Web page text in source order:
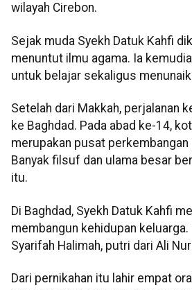
wilayah Cirebon.
Sejak muda Syekh Datuk Kahfi
menuntut ilmu agama. Ia
untuk belajar sekaligus
Setelah dari Makkah, perjalanan
ke Baghdad. Pada abad ke-14,
merupakan pusat
Banyak filsuf dan ulama besar
itu.
Di Baghdad, Syekh Datuk Kahfi
membangun kehidupan keluarga.
Syarifah Halimah, putri dari Ali
Dari pernikahan itu lahir empat